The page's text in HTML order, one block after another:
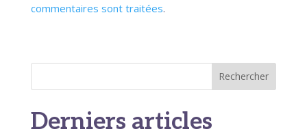
commentaires sont traitées.
Rechercher
Derniers articles